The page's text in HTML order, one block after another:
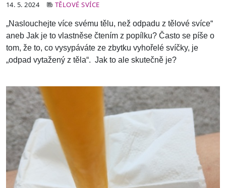
14. 5. 2024 TĚLOVÉ SVÍCE
„Naslouchejte více svému tělu, než odpadu z tělové svíce“
aneb Jak je to vlastněse čtením z popílku? Často se píše o
tom, že to, co vysypáváte ze zbytku vyhořelé svíčky, je
„odpad vytažený z těla“. Jak to ale skutečně je?